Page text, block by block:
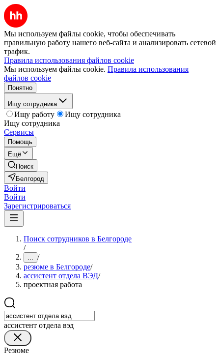
Мы используем файлы cookie, чтобы обеспечивать
правильную работу нашего веб-сайта и анализировать сетевой
трафик.
Правила использования файлов cookie
Мы используем файлы cookie. Правила использования
файлов cookie
Понятно
Ищу сотрудника
Ищу работу
Ищу сотрудника
Ищу сотрудника
Сервисы
Помощь
Ещё
Поиск
Белгород
Войти
Войти
Зарегистрироваться
Поиск сотрудников в Белгороде
/
... /
резюме в Белгороде/
ассистент отдела ВЭД/
проектная работа
ассистент отдела вэд
Резюме